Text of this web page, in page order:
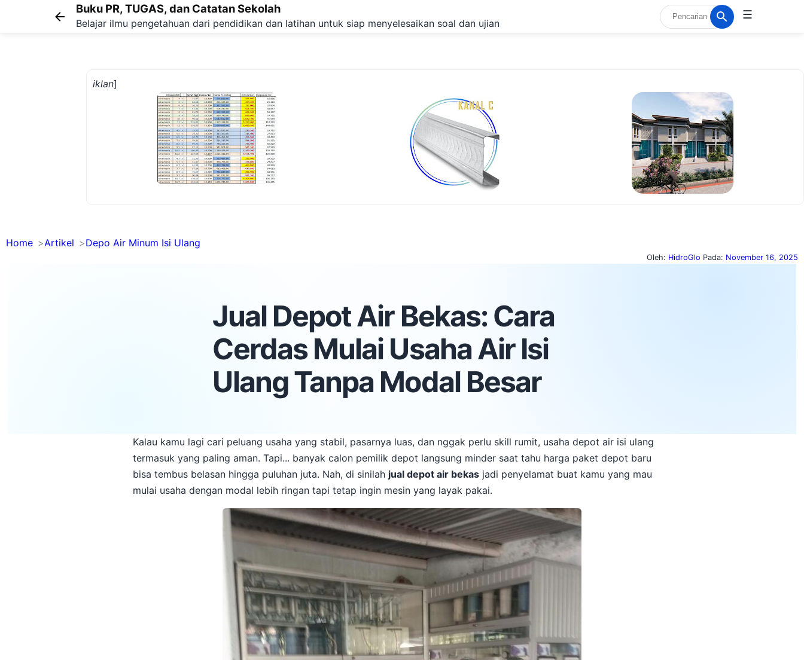
Buku PR, TUGAS, dan Catatan Sekolah
Belajar ilmu pengetahuan dari pendidikan dan latihan untuk siap menyelesaikan soal dan ujian
☰
iklan]
Home Artikel Depo Air Minum Isi Ulang
Oleh: HidroGlo Pada: November 16, 2025
Jual Depot Air Bekas: Cara
Cerdas Mulai Usaha Air Isi
Ulang Tanpa Modal Besar
Kalau kamu lagi cari peluang usaha yang stabil, pasarnya luas, dan nggak perlu skill rumit, usaha depot air isi ulang
termasuk yang paling aman. Tapi... banyak calon pemilik depot langsung minder saat tahu harga paket depot baru
bisa tembus belasan hingga puluhan juta. Nah, di sinilah jual depot air bekas jadi penyelamat buat kamu yang mau
mulai usaha dengan modal lebih ringan tapi tetap ingin mesin yang layak pakai.